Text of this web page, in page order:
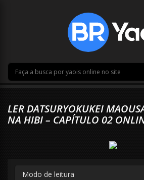
LER DATSURYOKUKEI
NA HIBI – CAPÍTULO 02